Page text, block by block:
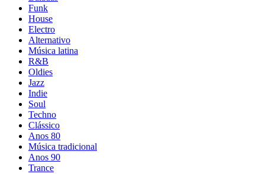
Funk
House
Electro
Alternativo
Música latina
R&B
Oldies
Jazz
Indie
Soul
Techno
Clássico
Anos 80
Música tradicional
Anos 90
Trance